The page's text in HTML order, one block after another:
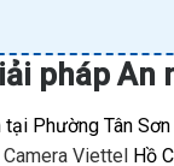
pháp
Phường Tân
Camera Viettel Hồ